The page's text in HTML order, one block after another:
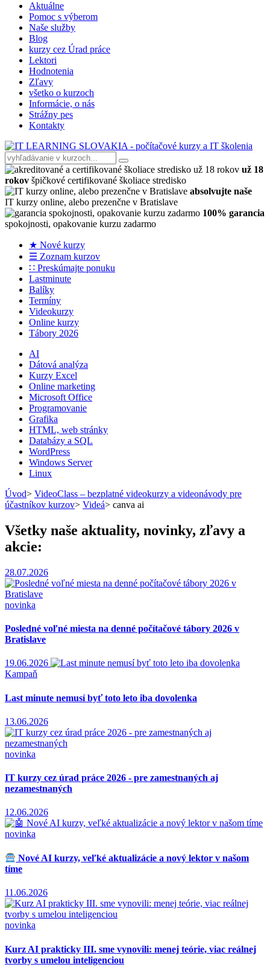
Aktuálne
Pomoc s výberom
Naše služby
Blog
kurzy cez Úrad práce
Lektori
Hodnotenia
Zľavy
všetko o kurzoch
Informácie, o nás
Strážny pes
Kontakty
už 18
rokov špičkové certifikované školiace stredisko
absolvujte naše
IT kurzy online, alebo prezenčne v Bratislave
100% garancia
spokojnosti, opakovanie kurzu zadarmo
★ Nové kurzy
☰ Zoznam kurzov
∷ Preskúmajte ponuku
Lastminute
Balíky
Termíny
Videokurzy
Online kurzy
Tábory 2026
AI
Dátová analýza
Kurzy Excel
Online marketing
Microsoft Office
Programovanie
Grafika
HTML, web stránky
Databázy a SQL
WordPress
Windows Server
Linux
Úvod> VideoClass – bezplatné videokurzy a videonávody pre
účastníkov kurzov> Videá> canva ai
Všetky naše aktuality, novinky, zľavy a
akcie:
28.07.2026
novinka
Posledné voľné miesta na denné počítačové tábory 2026 v
Bratislave
19.06.2026
Kampaň
Last minute nemusí byť toto leto iba dovolenka
13.06.2026
novinka
IT kurzy cez úrad práce 2026 - pre zamestnaných aj
nezamestnaných
12.06.2026
novinka
Nové AI kurzy, veľké aktualizácie a nový lektor v našom
tíme
11.06.2026
novinka
Kurz AI prakticky III. sme vynovili: menej teórie, viac reálnej
tvorby s umelou inteligenciou